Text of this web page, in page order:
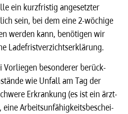
ein kurz­fris­tig ange­setz­ter
sein, bei dem eine 2-wöchige
werden kann, benö­ti­gen wir
Lade­frist­ver­zichts­er­klä­rung.
Vorlie­gen beson­de­rer berück­
wie Unfall am Tag der
Erkran­kung (es ist ein ärzt­
Arbeits­un­fä­hig­keits­be­schei­